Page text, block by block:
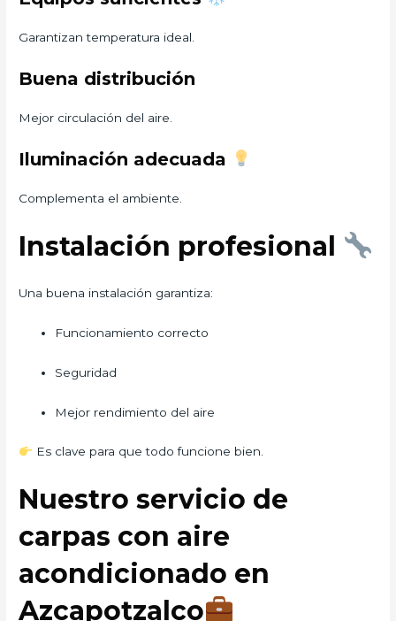
Garantizan temperatura ideal.
Buena distribución
Mejor circulación del aire.
Iluminación adecuada
Complementa el ambiente.
Instalación profesional
Una buena instalación garantiza:
Funcionamiento correcto
Seguridad
Mejor rendimiento del aire
Es clave para que todo funcione bien.
Nuestro servicio de
carpas con aire
acondicionado en
Azcapotzalco